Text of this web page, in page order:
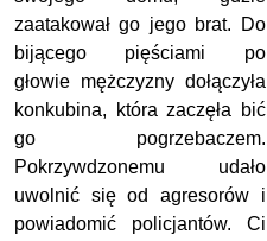
zaatakował go jego brat. Do
bijącego pięściami po
głowie mężczyzny dołączyła
konkubina, która zaczęła bić
go pogrzebaczem.
Pokrzywdzonemu udało
uwolnić się od agresorów i
powiadomić policjantów. Ci